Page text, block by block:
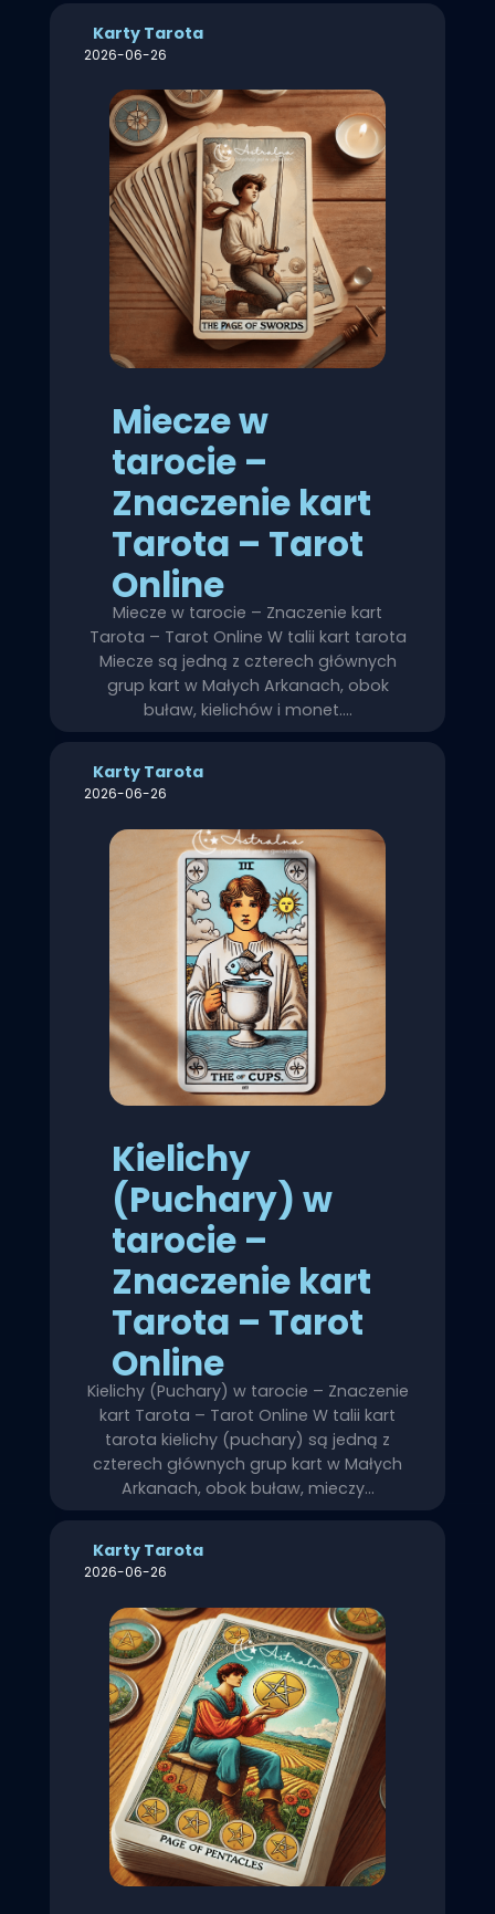
Karty Tarota
2026-06-26
Miecze w
tarocie –
Znaczenie kart
Tarota – Tarot
Online
Miecze w tarocie – Znaczenie kart
Tarota – Tarot Online W talii kart tarota
Miecze są jedną z czterech głównych
grup kart w Małych Arkanach, obok
buław, kielichów i monet.…
Karty Tarota
2026-06-26
Kielichy
(Puchary) w
tarocie –
Znaczenie kart
Tarota – Tarot
Online
Kielichy (Puchary) w tarocie – Znaczenie
kart Tarota – Tarot Online W talii kart
tarota kielichy (puchary) są jedną z
czterech głównych grup kart w Małych
Arkanach, obok buław, mieczy…
Karty Tarota
2026-06-26